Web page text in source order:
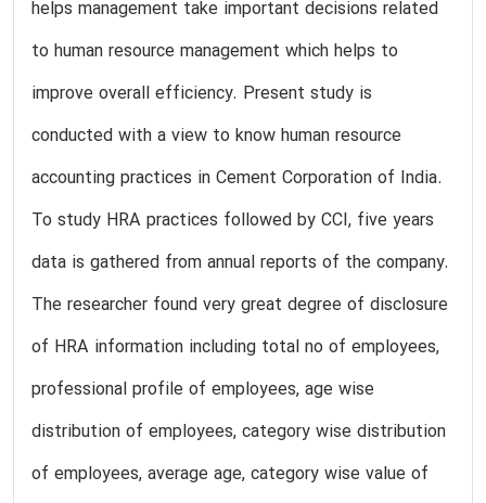
helps management take important decisions related
to human resource management which helps to
improve overall efficiency. Present study is
conducted with a view to know human resource
accounting practices in Cement Corporation of India.
To study HRA practices followed by CCI, five years
data is gathered from annual reports of the company.
The researcher found very great degree of disclosure
of HRA information including total no of employees,
professional profile of employees, age wise
distribution of employees, category wise distribution
of employees, average age, category wise value of